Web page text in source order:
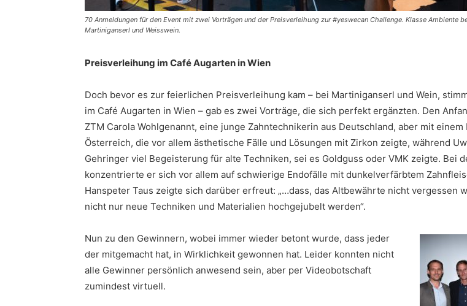
70 Anmeldungen für den Event mit zwei Vorträgen und der Preisverleihung zur #yeswecan Challenge. Klasse Ambiente
Martiniganserl und Weisswein.
Preisverleihung im Café Augarten in Wien
Doch bevor es zur feierlichen Preisverleihung kam – bei Martiniganserl und Wein,
im Café Augarten in Wien – gab es zwei Vorträge, die sich perfekt ergänzten. Den
ZTM Carola Wohlgenannt, eine junge Zahntechnikerin aus Deutschland, aber mit einem
Österreich, die vor allem ästhetische Fälle und Lösungen mit Zirkon zeigte, während
Gehringer viel Begeisterung für alte Techniken, sei es Goldguss oder VMK zeigte. Bei
konzentrierte er sich vor allem auf schwierige Endofälle mit dunkelverfärbtem
Hanspeter Taus zeigte sich darüber erfreut: „…dass, das Altbewährte nicht vergessen
nicht nur neue Techniken und Materialien hochgejubelt werden“.
Nun zu den Gewinnern, wobei immer wieder betont wurde, dass jeder
der mitgemacht hat, in Wirklichkeit gewonnen hat. Leider konnten nicht
alle Gewinner persönlich anwesend sein, aber per Videobotschaft
zumindest virtuell.